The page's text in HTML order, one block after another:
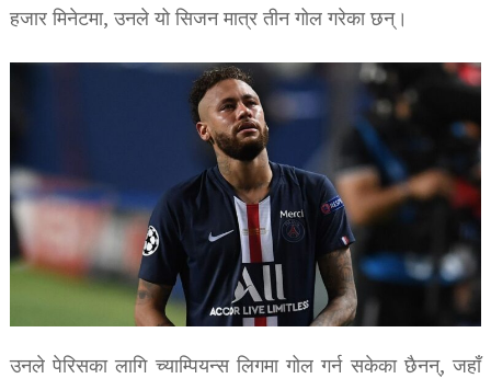
हजार मिनेटमा, उनले यो सिजन मात्र तीन गोल गरेका छन्।
उनले पेरिसका लागि च्याम्पियन्स लिगमा गोल गर्न सकेका छैनन्, जहाँ